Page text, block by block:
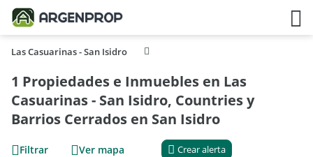
Las Casuarinas - San Isidro
1 Propiedades e Inmuebles en Las
Casuarinas - San Isidro, Countries y
Barrios Cerrados en San Isidro
Filtrar Ver mapa Crear alerta